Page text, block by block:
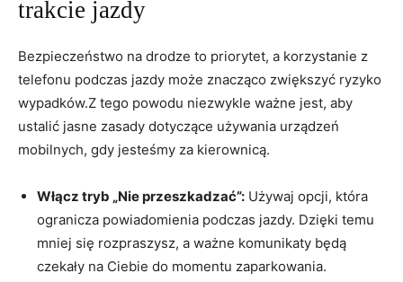
trakcie jazdy
Bezpieczeństwo na ⁣drodze ​to priorytet, a korzystanie z
telefonu​ podczas jazdy ‍może znacząco zwiększyć ⁤ryzyko
‍wypadków.Z ​tego powodu niezwykle ważne jest, aby
ustalić‍ jasne zasady ‌dotyczące używania urządzeń
mobilnych, gdy ⁤jesteśmy za kierownicą.
Włącz tryb „Nie przeszkadzać”: Używaj ⁣opcji,⁤ która
ogranicza powiadomienia podczas jazdy. Dzięki temu‌
mniej się rozpraszysz, a ⁢ważne komunikaty będą
czekały na Ciebie do momentu ‍zaparkowania.